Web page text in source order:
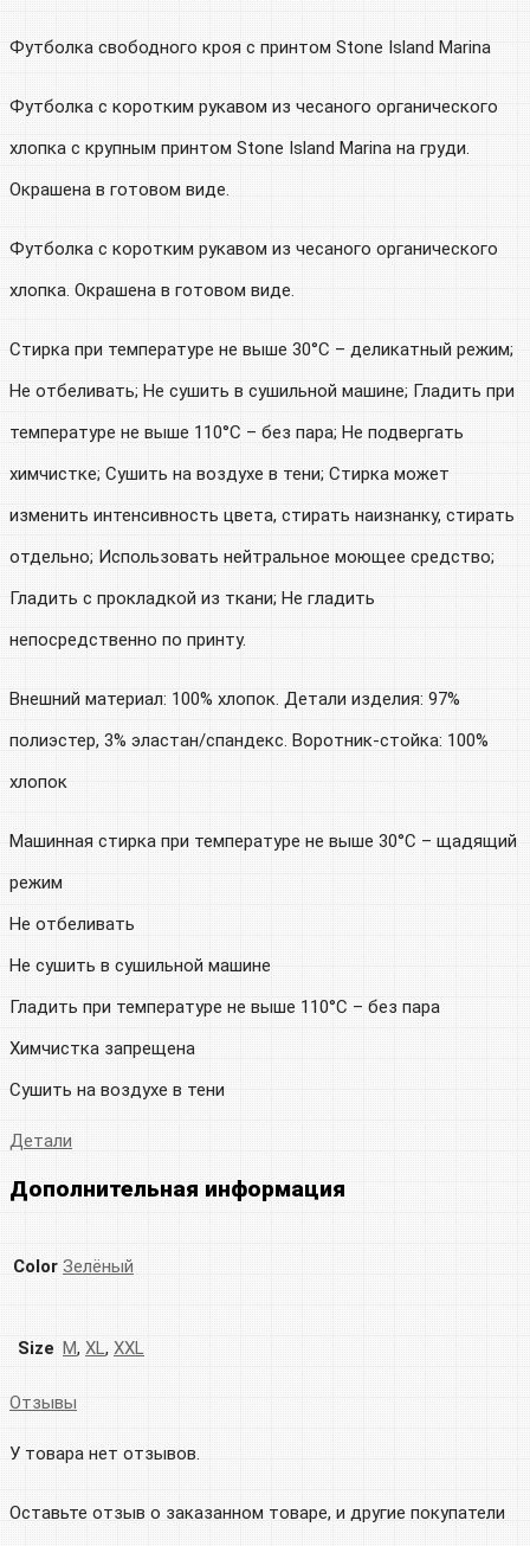
Футболка свободного кроя с принтом Stone Island Marina
Футболка с коротким рукавом из чесаного органического
хлопка с крупным принтом Stone Island Marina на груди.
Окрашена в готовом виде.
Футболка с коротким рукавом из чесаного органического
хлопка. Окрашена в готовом виде.
Стирка при температуре не выше 30°C – деликатный режим;
Не отбеливать; Не сушить в сушильной машине; Гладить при
температуре не выше 110°C – без пара; Не подвергать
химчистке; Сушить на воздухе в тени; Стирка может
изменить интенсивность цвета, стирать наизнанку, стирать
отдельно; Использовать нейтральное моющее средство;
Гладить с прокладкой из ткани; Не гладить
непосредственно по принту.
Внешний материал: 100% хлопок. Детали изделия: 97%
полиэстер, 3% эластан/спандекс. Воротник-стойка: 100%
хлопок
Машинная стирка при температуре не выше 30°C – щадящий
режим
Не отбеливать
Не сушить в сушильной машине
Гладить при температуре не выше 110°C – без пара
Химчистка запрещена
Сушить на воздухе в тени
Детали
Дополнительная информация
Color Зелёный
Size M, XL, XXL
Отзывы
У товара нет отзывов.
Оставьте отзыв о заказанном товаре, и другие покупатели